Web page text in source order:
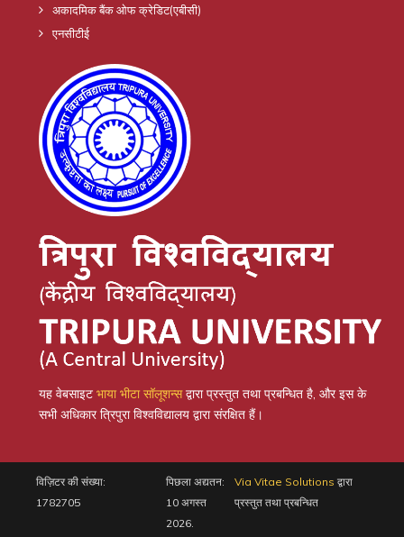
अकादमिक बैंक ओफ क्रेडिट(एबीसी)
एनसीटीई
यह वेबसाइट भाया भीटा सॉलूशन्सद्वारा प्रस्तुत तथा प्रबन्धित है, और इस के
सभी अधिकार त्रिपुरा विश्वविद्यालय द्वारा संरक्षित हैं।
विज़िटर की संख्या:
1782705
पिछला अद्यतन:
10 अगस्त
2026.
Via Vitae Solutions द्वारा
प्रस्तुत तथा प्रबन्धित